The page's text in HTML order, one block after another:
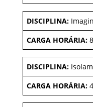
DISCIPLINA:
CARGA HORÁRIA:
DISCIPLINA:
CARGA HORÁRIA: